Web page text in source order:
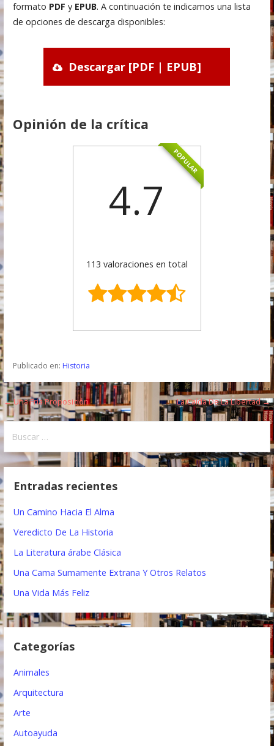
formato PDF y EPUB. A continuación te indicamos una lista
de opciones de descarga disponibles:
Descargar [PDF | EPUB]
Opinión de la crítica
POPULAR
4.7
113 valoraciones en total
Publicado en: Historia
N
a
v
e
a
ó
d
n
← Una Fría Proposición La Caída De La Libertad →
Entradas recientes
Un Camino Hacia El Alma
Veredicto De La Historia
La Literatura árabe Clásica
Una Cama Sumamente Extrana Y Otros Relatos
Una Vida Más Feliz
Categorías
Animales
Arquitectura
Arte
Autoayuda